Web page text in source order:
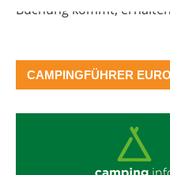
Buchung kommt,
CAMPINGFÜHRER